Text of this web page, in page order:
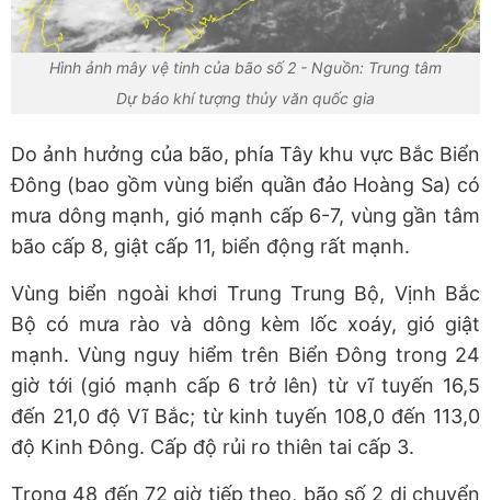
Hình ảnh mây vệ tinh của bão số 2 - Nguồn: Trung tâm
Dự báo khí tượng thủy văn quốc gia
Do ảnh hưởng của bão, phía Tây khu vực Bắc Biển
Đông (bao gồm vùng biển quần đảo Hoàng Sa) có
mưa dông mạnh, gió mạnh cấp 6-7, vùng gần tâm
bão cấp 8, giật cấp 11, biển động rất mạnh.
Vùng biển ngoài khơi Trung Trung Bộ, Vịnh Bắc
Bộ có mưa rào và dông kèm lốc xoáy, gió giật
mạnh. Vùng nguy hiểm trên Biển Đông trong 24
giờ tới (gió mạnh cấp 6 trở lên) từ vĩ tuyến 16,5
đến 21,0 độ Vĩ Bắc; từ kinh tuyến 108,0 đến 113,0
độ Kinh Đông. Cấp độ rủi ro thiên tai cấp 3.
Trong 48 đến 72 giờ tiếp theo, bão số 2 di chuyển